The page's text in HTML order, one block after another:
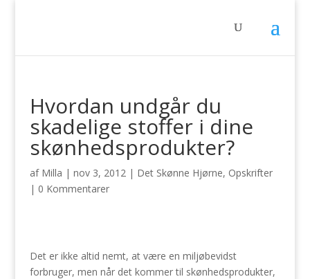
Hvordan undgår du
skadelige stoffer i dine
skønhedsprodukter?
af Milla | nov 3, 2012| Det Skønne Hjørne, Opskrifter
| 0 Kommentarer
Det er ikke altid nemt, at være en miljøbevidst
forbruger, men når det kommer til skønhedsprodukter,